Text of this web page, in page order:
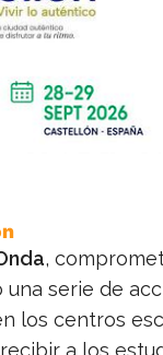
,
serie de
los centros
a los